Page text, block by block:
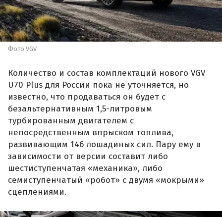
Фото VGV
Количество и состав комплектаций нового VGV
U70 Plus для России пока не уточняется, но
известно, что продаваться он будет с
безальтернативным 1,5-литровым
турбированным двигателем с
непосредственным впрыском топлива,
развивающим 146 лошадиных сил. Пару ему в
зависимости от версии составит либо
шестиступенчатая «механика», либо
семиступенчатый «робот» с двумя «мокрыми»
сцеплениями.